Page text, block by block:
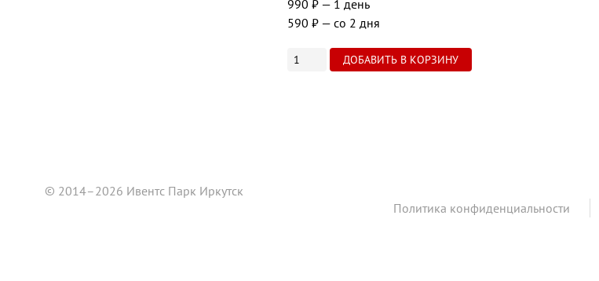
990 ₽ — 1 день
590 ₽ — со 2 дня
© 2014–2026 Ивентс Парк Иркутск
Политика конфиденциальности